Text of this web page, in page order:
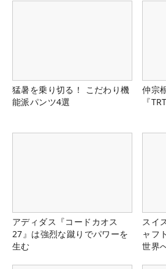
猛暑を乗り切る！ こだわり機
能派パンツ4選
仲宗
『
アディダス『コードカオス
27』は強烈な蹴りでパワーを
生む
スイ
ャフ
世界